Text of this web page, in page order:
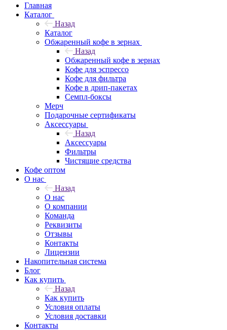
Главная
Каталог
Назад
Каталог
Обжаренный кофе в зернах
Назад
Обжаренный кофе в зернах
Кофе для эспрессо
Кофе для фильтра
Кофе в дрип-пакетах
Семпл-боксы
Мерч
Подарочные сертификаты
Аксессуары
Назад
Аксессуары
Фильтры
Чистящие средства
Кофе оптом
О нас
Назад
О нас
О компании
Команда
Реквизиты
Отзывы
Контакты
Лицензии
Накопительная система
Блог
Как купить
Назад
Как купить
Условия оплаты
Условия доставки
Контакты